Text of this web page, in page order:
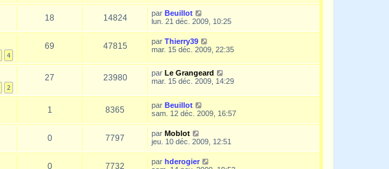
18 14824 par Beuillot
lun. 21 déc. 2009, 10:25
4
69 47815 par Thierry39
mar. 15 déc. 2009, 22:35
2
27 23980 par Le Grangeard
mar. 15 déc. 2009, 14:29
1 8365 par Beuillot
sam. 12 déc. 2009, 16:57
0 7797 par Moblot
jeu. 10 déc. 2009, 12:51
0 7732 par hderogier